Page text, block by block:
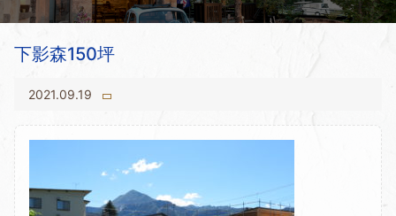
下影森150坪
2021.09.19